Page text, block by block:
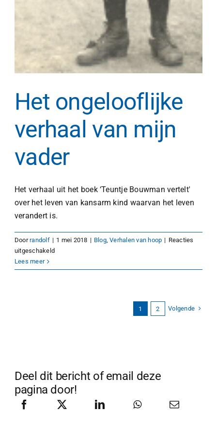
Het ongelooflijke
verhaal van mijn
vader
Het verhaal uit het boek ‘Teuntje Bouwman vertelt'
over het leven van kansarm kind waarvan het leven
verandert is.
Doorrandolf | 1 mei 2018 | Blog,Verhalen van hoop | Reacties
uitgeschakeldvoor
ongelooflijke
Lees meer
1 2 Volgende
Deel dit bericht of email deze
pagina door!